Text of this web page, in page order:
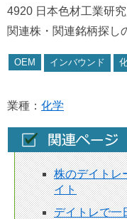
4920 日本色材工業研
関連株・関連銘柄探し
OEM インバウンド
業種： 化学
株のデイトレ
イト
デイトレで一